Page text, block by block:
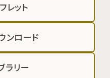
レット
ンロード
ラリー